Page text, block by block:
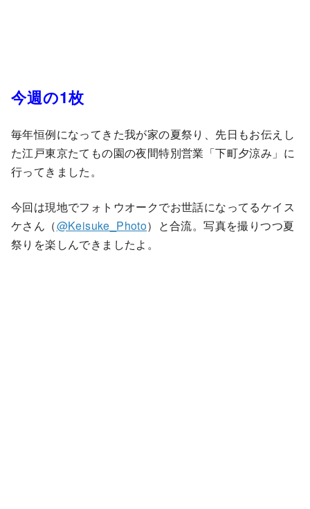
今週の1枚
毎年恒例になってきた我が家の夏祭り、先日もお伝えし
た江戸東京たてもの園の夜間特別営業「下町夕涼み」に
行ってきました。
今回は現地でフォトウオークでお世話になってるケイス
ケさん（@Keisuke_Photo）と合流。写真を撮りつつ夏
祭りを楽しんできましたよ。